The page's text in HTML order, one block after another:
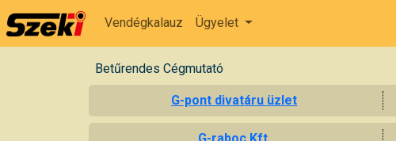
Vendégkalauz Ügyelet
Betűrendes Cégmutató
G-pont divatáru üzlet